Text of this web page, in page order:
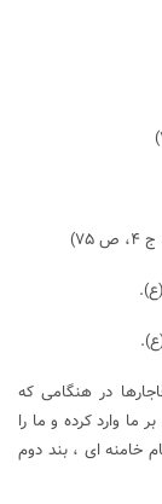
در هنگامی که
وارد کرده و ما را
خامنه ای ، بند دوم